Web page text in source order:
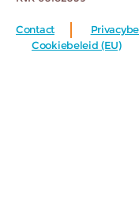
Contact
Cookiebeleid (EU)